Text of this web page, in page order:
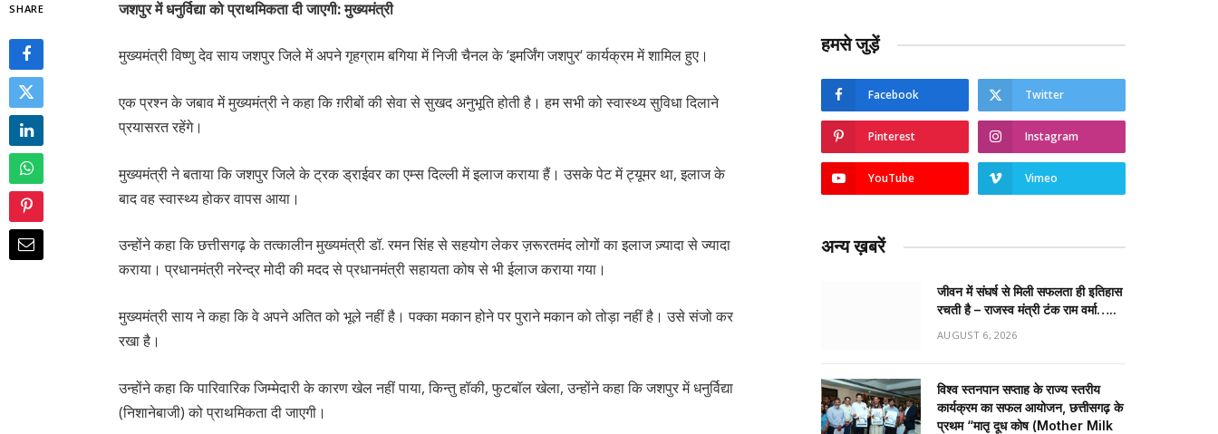
SHARE जशपुर में धनुर्विद्या को प्राथमिकता दी जाएगी: मुख्यमंत्री
मुख्यमंत्री विष्णु देव साय जशपुर जिले में अपने गृहग्राम बगिया में निजी चैनल के ‘इमर्जिंग जशपुर‘ कार्यक्रम में शामिल हुए।
एक प्रश्न के जबाव में मुख्यमंत्री ने कहा कि ग़रीबों की सेवा से सुखद अनुभूति होती है। हम सभी को स्वास्थ्य सुविधा दिलाने
प्रयासरत रहेंगे।
मुख्यमंत्री ने बताया कि जशपुर जिले के ट्रक ड्राईवर का एम्स दिल्ली में इलाज कराया हैं। उसके पेट में ट्यूमर था, इलाज के
बाद वह स्वास्थ्य होकर वापस आया।
उन्होंने कहा कि छत्तीसगढ़ के तत्कालीन मुख्यमंत्री डॉ. रमन सिंह से सहयोग लेकर ज़रूरतमंद लोगों का इलाज ज़्यादा से ज्यादा
कराया। प्रधानमंत्री नरेन्द्र मोदी की मदद से प्रधानमंत्री सहायता कोष से भी ईलाज कराया गया।
मुख्यमंत्री साय ने कहा कि वे अपने अतित को भूले नहीं है। पक्का मकान होने पर पुराने मकान को तोड़ा नहीं है। उसे संजो कर
रखा है।
उन्होंने कहा कि पारिवारिक जिम्मेदारी के कारण खेल नहीं पाया, किन्तु हॉकी, फुटबॉल खेला, उन्होंने कहा कि जशपुर में धनुर्विद्या
(निशानेबाजी) को प्राथमिकता दी जाएगी।
हमसे जुड़ें
Facebook Twitter
Pinterest Instagram
YouTube Vimeo
अन्य ख़बरें
जीवन में संघर्ष से मिली सफलता ही इतिहास
रचती है – राजस्व मंत्री टंक राम वर्मा…..
AUGUST 6, 2026
विश्व स्तनपान सप्ताह के राज्य स्तरीय
कार्यक्रम का सफल आयोजन, छत्तीसगढ़ के
प्रथम “मातृ दूध कोष (Mother Milk